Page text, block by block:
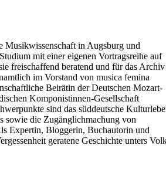
Musikwissenschaft in Augsburg und
mit einer eigenen Vortragsreihe auf
freischaffend beratend und für das Archiv
im Vorstand von musica femina
Beirätin der Deutschen Mozart-
Komponistinnen-Gesellschaft
sind das süddeutsche
sowie die Zugänglichmachung von
Expertin, Bloggerin, Buchautorin und
geratene Geschichte unters